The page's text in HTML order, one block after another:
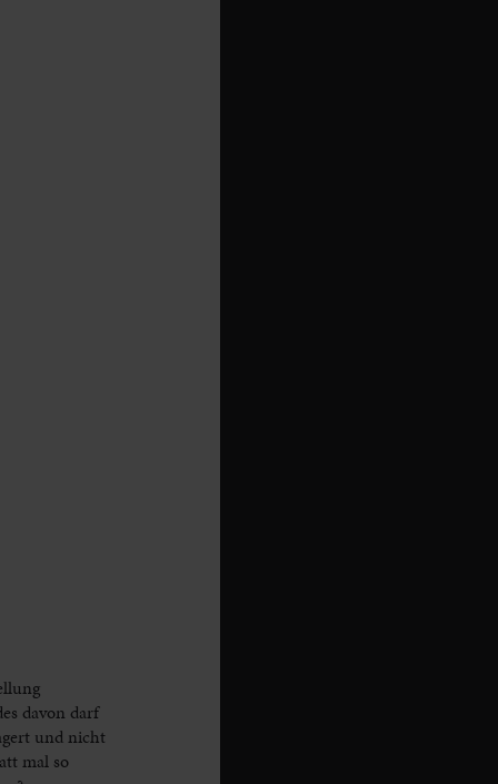
davon darf
und nicht
mal so